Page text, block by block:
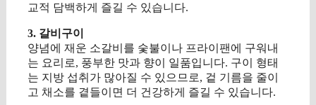
교적 담백하게 즐길 수 있습니다.
3. 갈비구이
양념에 재운 소갈비를 숯불이나 프라이팬에 구워내
는 요리로, 풍부한 맛과 향이 일품입니다. 구이 형태
는 지방 섭취가 많아질 수 있으므로, 겉 기름을 줄이
고 채소를 곁들이면 더 건강하게 즐길 수 있습니다.